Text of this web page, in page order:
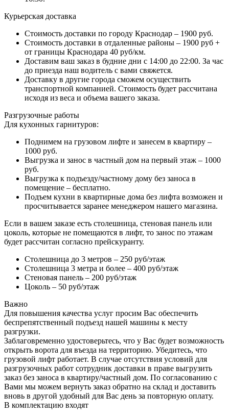
Курьерская доставка
Стоимость доставки по городу Краснодар – 1900 руб.
Стоимость доставки в отдаленные районы – 1900 руб +
от границы Краснодара 40 руб/км.
Доставим ваш заказ в будние дни с 14:00 до 22:00. За час
до приезда наш водитель с вами свяжется.
Доставку в другие города сможем осуществить
транспортной компанией. Стоимость будет рассчитана
исходя из веса и объема вашего заказа.
Разгрузочные работы
Для кухонных гарнитуров:
Поднимем на грузовом лифте и занесем в квартиру –
1000 руб.
Выгрузка и занос в частный дом на первый этаж – 1000
руб.
Выгрузка к подъезду/частному дому без заноса в
помещение – бесплатно.
Подъем кухни в квартирные дома без лифта возможен и
просчитывается заранее менеджером нашего магазина.
Если в вашем заказе есть столешница, стеновая панель или
цоколь, которые не помещаются в лифт, то занос по этажам
будет рассчитан согласно прейскуранту.
Столешница до 3 метров – 250 руб/этаж
Столешница 3 метра и более – 400 руб/этаж
Стеновая панель – 200 руб/этаж
Цоколь – 50 руб/этаж
Важно
Для повышения качества услуг просим Вас обеспечить
беспрепятственный подъезд нашей машины к месту
разгрузки.
Заблаговременно удостоверьтесь, что у Вас будет возможность
открыть ворота для въезда на территорию. Убедитесь, что
грузовой лифт работает. В случае отсутствия условий для
разгрузочных работ сотрудник доставки в праве выгрузить
заказ без заноса в квартиру/частный дом. По согласованию с
Вами мы можем вернуть заказ обратно на склад и доставить
вновь в другой удобный для Вас день за повторную оплату.
В комплектацию входят